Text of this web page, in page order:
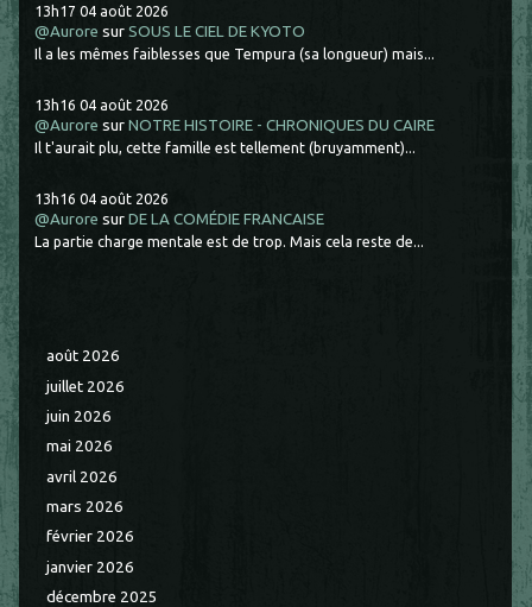
13h17 04 août 2026
@Aurore surSOUS LE CIEL DE KYOTO
Il a les mêmes faiblesses que Tempura (sa longueur) mais...
13h16 04 août 2026
@Aurore surNOTRE HISTOIRE - CHRONIQUES DU CAIRE
Il t'aurait plu, cette famille est tellement (bruyamment)...
13h16 04 août 2026
@Aurore surDE LA COMÉDIE FRANCAISE
La partie charge mentale est de trop. Mais cela reste de...
août 2026
juillet 2026
juin 2026
mai 2026
avril 2026
mars 2026
février 2026
janvier 2026
décembre 2025